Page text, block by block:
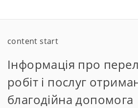
content start
Інформація про
робіт і послуг
благодійна допомога